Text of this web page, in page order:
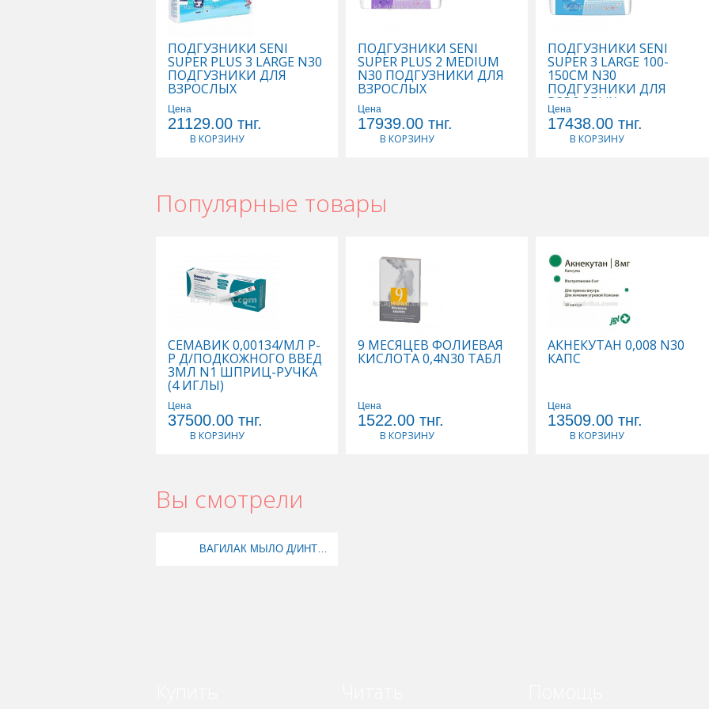
ПОДГУЗНИКИ SENI
SUPER PLUS 3 LARGE N30
ПОДГУЗНИКИ ДЛЯ
ВЗРОСЛЫХ
Цена
21129.00 тнг.
В КОРЗИНУ
ПОДГУЗНИКИ SENI
SUPER PLUS 2 MEDIUM
N30 ПОДГУЗНИКИ ДЛЯ
ВЗРОСЛЫХ
Цена
17939.00 тнг.
В КОРЗИНУ
ПОДГУЗНИКИ SENI
SUPER 3 LARGE 100-
150СМ N30
ПОДГУЗНИКИ ДЛЯ
ВЗРОСЛЫХ
Цена
17438.00 тнг.
В КОРЗИНУ
Популярные товары
СЕМАВИК 0,00134/МЛ Р-
Р Д/ПОДКОЖНОГО ВВЕД
3МЛ N1 ШПРИЦ-РУЧКА
(4 ИГЛЫ)
Цена
37500.00 тнг.
В КОРЗИНУ
9 МЕСЯЦЕВ ФОЛИЕВАЯ
КИСЛОТА 0,4N30 ТАБЛ
Цена
1522.00 тнг.
В КОРЗИНУ
АКНЕКУТАН 0,008 N30
КАПС
Цена
13509.00 тнг.
В КОРЗИНУ
Вы смотрели
ВАГИЛАК МЫЛО Д/ИНТИМ ГИГИЕНЫ 250МЛ